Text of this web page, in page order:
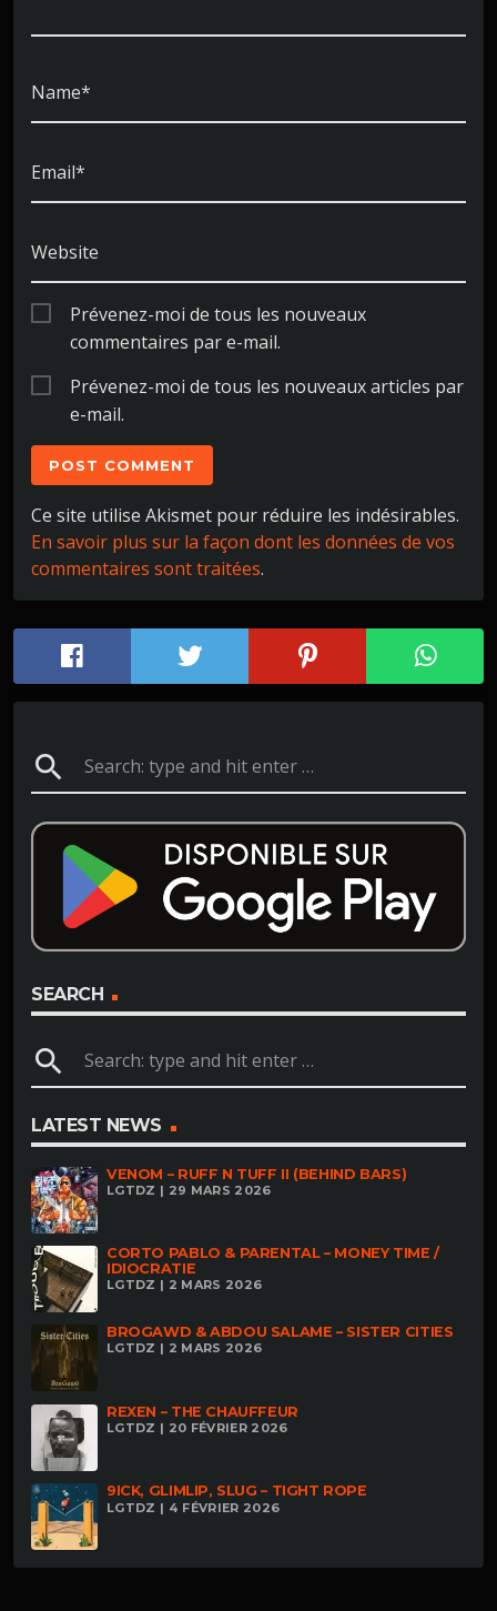
Name*
Email*
Website
Prévenez-moi de tous les nouveaux
commentaires par e-mail.
Prévenez-moi de tous les nouveaux articles par
e-mail.
Ce site utilise Akismet pour réduire les indésirables.
En savoir plus sur la façon dont les données de vos
commentaires sont traitées.
search
SEARCH
search
LATEST NEWS
VENOM – RUFF N TUFF II (BEHIND BARS)
LGTDZ | 29 MARS 2026
CORTO PABLO & PARENTAL – MONEY TIME /
IDIOCRATIE
LGTDZ | 2 MARS 2026
BROGAWD & ABDOU SALAME – SISTER CITIES
LGTDZ | 2 MARS 2026
REXEN – THE CHAUFFEUR
LGTDZ | 20 FÉVRIER 2026
9ICK, GLIMLIP, SLUG – TIGHT ROPE
LGTDZ | 4 FÉVRIER 2026